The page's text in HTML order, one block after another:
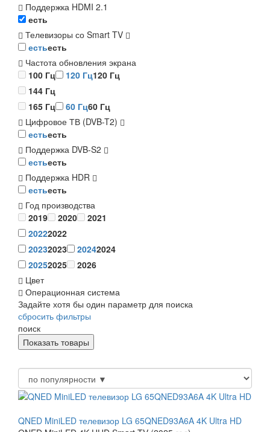
Поддержка HDMI 2.1
есть
Телевизоры со Smart TV
естьесть
Частота обновления экрана
100 Гц
120 Гц120 Гц
144 Гц
165 Гц
60 Гц60 Гц
Цифровое ТВ (DVB-T2)
естьесть
Поддержка DVB-S2
естьесть
Поддержка HDR
естьесть
Год производства
2019
2020
2021
20222022
20232023 20242024
20252025
2026
Цвет
Операционная система
Задайте хотя бы один параметр для поиска
сбросить фильтры
поиск
QNED MiniLED телевизор LG 65QNED93A6A 4K Ultra HD